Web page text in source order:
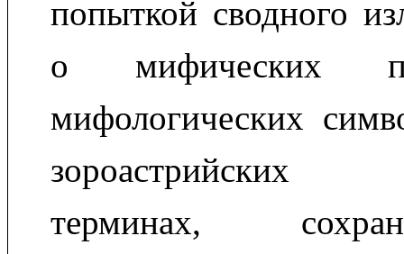
попыткой сводного
о мифических
мифологических
зороастрийских
терминах,